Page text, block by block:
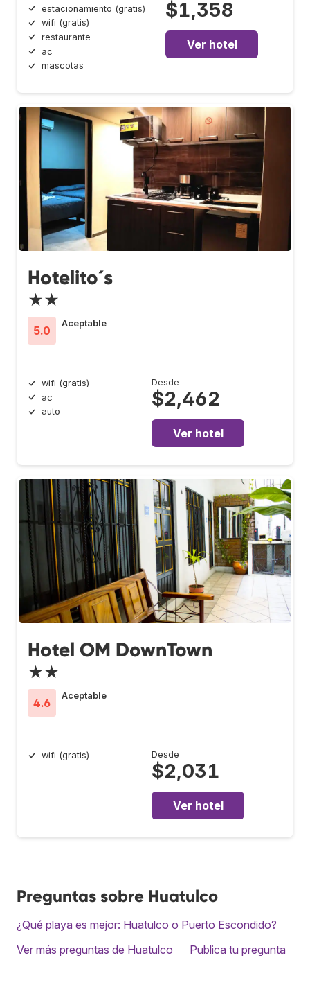
estacionamiento (gratis)
wifi (gratis)
restaurante
ac
mascotas
$1,358
Ver hotel
Hotelito´s
★★
5.0
Aceptable
wifi (gratis)
ac
auto
Desde
$2,462
Ver hotel
Hotel OM DownTown
★★
4.6
Aceptable
wifi (gratis) Desde
$2,031
Ver hotel
Preguntas sobre Huatulco
¿Qué playa es mejor: Huatulco o Puerto Escondido?
Ver más preguntas de Huatulco
Publica tu pregunta